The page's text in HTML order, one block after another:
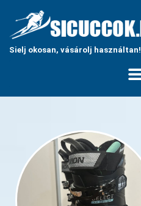
Sielj okosan, vásárolj használtan!